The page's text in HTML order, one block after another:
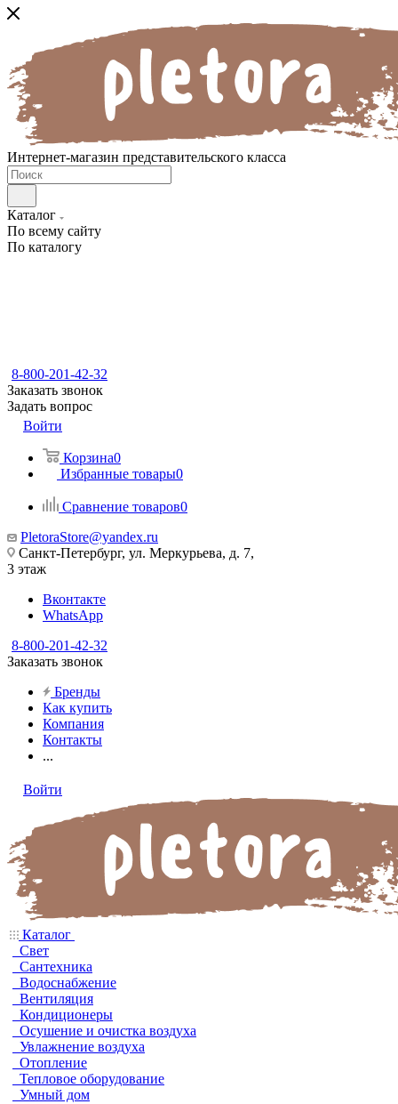
Интернет-магазин представительского класса
Каталог
По всему сайту
По каталогу
8-800-201-42-32
Заказать звонок
Задать вопрос
Войти
Корзина0
Избранные товары0
Сравнение товаров0
PletoraStore@yandex.ru
Санкт-Петербург, ул. Меркурьева, д. 7,
3 этаж
Вконтакте
WhatsApp
8-800-201-42-32
Заказать звонок
Бренды
Как купить
Компания
Контакты
...
Войти
Каталог
Свет
Сантехника
Водоснабжение
Вентиляция
Кондиционеры
Осушение и очистка воздуха
Увлажнение воздуха
Отопление
Тепловое оборудование
Умный дом